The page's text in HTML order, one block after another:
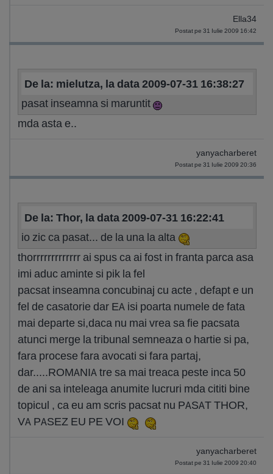
Ella34
Postat pe 31 Iulie 2009 16:42
De la: mielutza, la data 2009-07-31 16:38:27
pasat inseamna si maruntit
mda asta e..
yanyacharberet
Postat pe 31 Iulie 2009 20:36
De la: Thor, la data 2009-07-31 16:22:41
io zic ca pasat... de la una la alta
thorrrrrrrrrrrrr ai spus ca ai fost in franta parca asa
imi aduc aminte si pik la fel
pacsat inseamna concubinaj cu acte , defapt e un
fel de casatorie dar EA isi poarta numele de fata
mai departe si,daca nu mai vrea sa fie pacsata
atunci merge la tribunal semneaza o hartie si pa,
fara procese fara avocati si fara partaj,
dar.....ROMANIA tre sa mai treaca peste inca 50
de ani sa inteleaga anumite lucruri mda cititi bine
topicul , ca eu am scris pacsat nu PASAT THOR,
VA PASEZ EU PE VOI
yanyacharberet
Postat pe 31 Iulie 2009 20:40